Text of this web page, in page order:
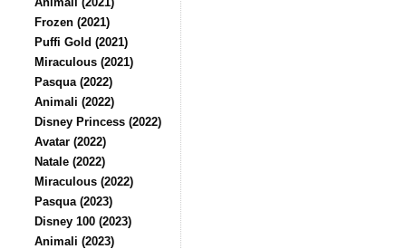
Frozen (2021)
Puffi Gold (2021)
Miraculous (2021)
Pasqua (2022)
Animali (2022)
Disney Princess (2022)
Avatar (2022)
Natale (2022)
Miraculous (2022)
Pasqua (2023)
Disney 100 (2023)
Animali (2023)